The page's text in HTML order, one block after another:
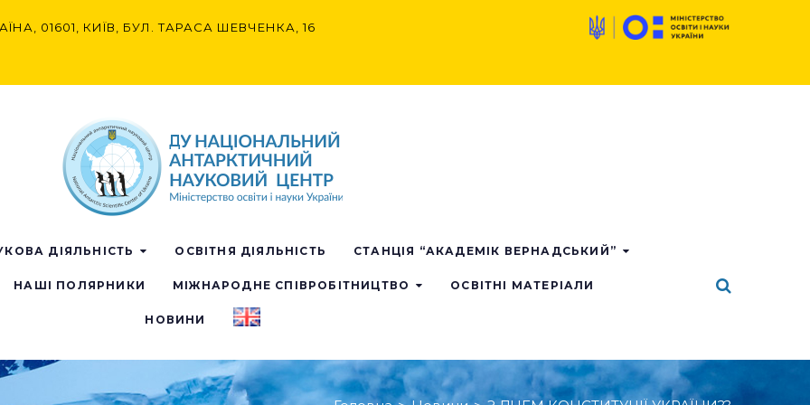
01601, КИЇВ, БУЛ. ТАРАСА ШЕВЧЕНКА, 16
ДІЯЛЬНІСТЬ ОСВІТНЯ ДІЯЛЬНІСТЬ СТАНЦІЯ “АКАДЕМІК ВЕРНАДСЬКИЙ”
НАШІ ПОЛЯРНИКИ МІЖНАРОДНЕ СПІВРОБІТНИЦТВО ОСВІТНІ МАТЕРІАЛИ
НОВИНИ